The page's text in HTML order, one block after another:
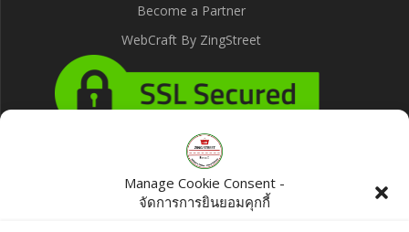
Manage Cookie Consent -
จัดการการยินยอมคุกกี้
Become a Partner
WebCraft By ZingStreet
Products